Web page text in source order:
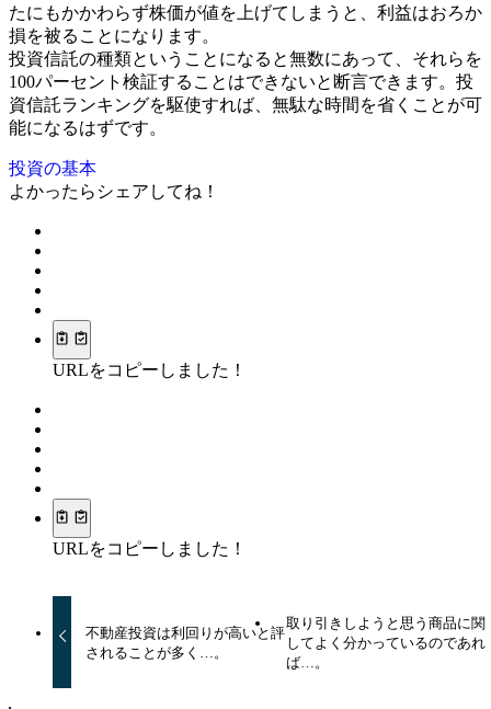
たにもかかわらず株価が値を上げてしまうと、利益はおろか
損を被ることになります。
投資信託の種類ということになると無数にあって、それらを
100パーセント検証することはできないと断言できます。投
資信託ランキングを駆使すれば、無駄な時間を省くことが可
能になるはずです。
投資の基本
よかったらシェアしてね！
URLをコピーしました！
URLをコピーしました！
不動産投資は利回りが高いと評
されることが多く…。
取り引きしようと思う商品に関
してよく分かっているのであれ
ば…。